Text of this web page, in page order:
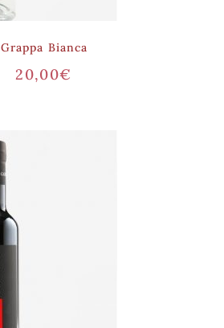
Grappa Bianca
20,00€